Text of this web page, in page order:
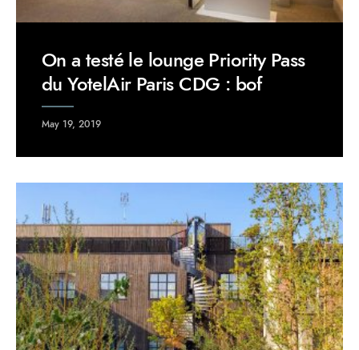
On a testé le lounge Priority Pass
du YotelAir Paris CDG : bof
May 19, 2019